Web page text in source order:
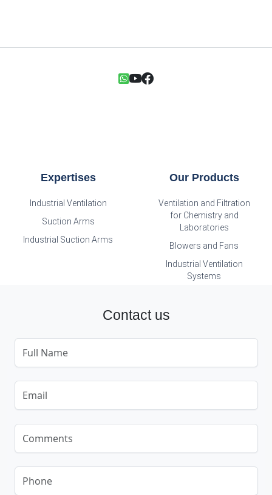
Expertises
Industrial Ventilation
Suction Arms
Industrial Suction Arms
Our Products
Ventilation and Filtration
for Chemistry and
Laboratories
Blowers and Fans
Industrial Ventilation
Systems
Contact us